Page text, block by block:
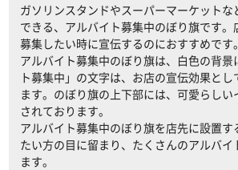
ガソリンスタンドやスーパーマーケット
できる、アルバイト募集中のぼり旗です。
募集したい時に宣伝するのにおすすめです。
アルバイト募集中のぼり旗は、白色の背景
ト募集中」の文字は、お店の宣伝効果とし
ます。のぼり旗の上下部には、可愛らし
されております。
アルバイト募集中のぼり旗を店先に設置す
たい方の目に留まり、たくさんのアルバイ
ます。